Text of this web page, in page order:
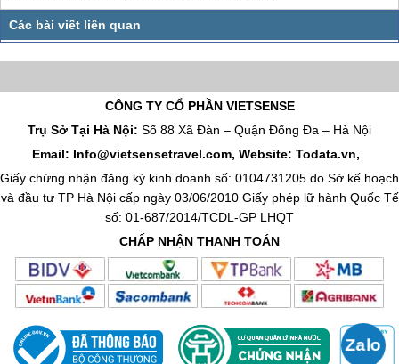
CÔNG TY CỔ PHẦN VIETSENSE
Trụ Sở Tại Hà Nội: Số 88 Xã Đàn – Quận Đống Đa – Hà Nội
Email: Info@vietsensetravel.com, Website: Todata.vn,
Giấy chứng nhận đăng ký kinh doanh số: 0104731205 do Sở kế hoạch
và đầu tư TP Hà Nội cấp ngày 03/06/2010 Giấy phép lữ hành Quốc Tế
số: 01-687/2014/TCDL-GP LHQT
CHẤP NHẬN THANH TOÁN